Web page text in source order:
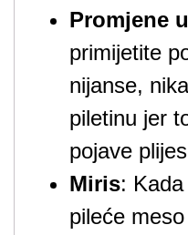
Promjene
primijetite
nijanse,
piletinu jer
pojave
Miris:
pileće